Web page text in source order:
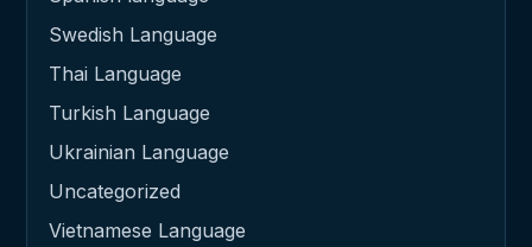
Swedish Language
Thai Language
Turkish Language
Ukrainian Language
Uncategorized
Vietnamese Language